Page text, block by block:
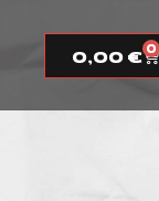
0,00€ 0